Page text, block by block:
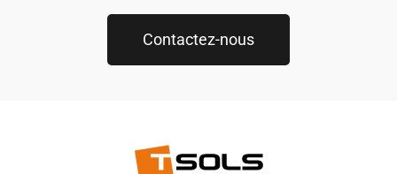
Contactez-nous